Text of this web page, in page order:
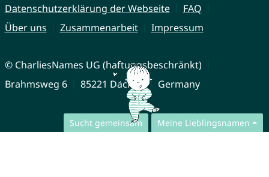
Sucht gemeinsam Meine Lieblingsnamen
Datenschutzerklärung der Webseite
FAQ
Über uns
Zusammenarbeit Impressum
© CharliesNames UG (haftungsbeschränkt)
Brahmsweg 6
85221 Dachau Germany